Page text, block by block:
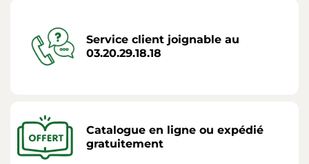
Service client joignable au
03.20.29.18.18
Catalogue en ligne ou expédié
gratuitement